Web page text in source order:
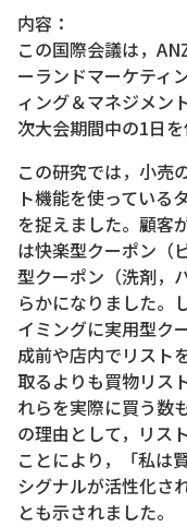
内容：
この国際会議は，
ーランドマーケティ
ィング＆マネジメン
次大会期間中の1日を
この研究では，小売
ト機能を使っている
を捉えました。顧客
は快楽型クーポン（
型クーポン（洗剤，
らかになりました。
イミングに実用型ク
成前や店内でリスト
取るよりも買物リス
れらを実際に買う数
の理由として，リス
ことにより，「私は
シグナルが活性化さ
とも示されました。